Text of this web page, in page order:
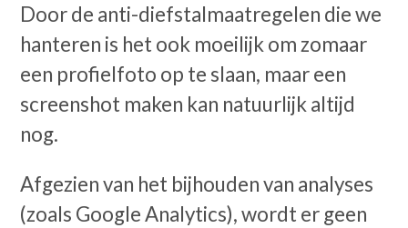
Door de anti-diefstalmaatregelen die we
hanteren is het ook moeilijk om zomaar
een profielfoto op te slaan, maar een
screenshot maken kan natuurlijk altijd
nog.
Afgezien van het bijhouden van analyses
(zoals Google Analytics), wordt er geen